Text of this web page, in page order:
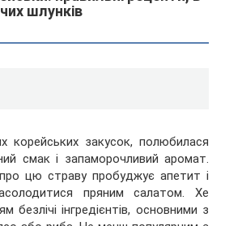
шлунків
закусок, полюбилася
смак і запаморочливий аромат.
цю страву пробуджує апетит і
пряним салатом. Хе
безлічі інгредієнтів, основними з